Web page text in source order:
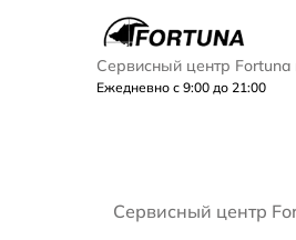
Сервисный центр Fortuna
Ежедневно с 9:00 до 21:00
Сервисный центр